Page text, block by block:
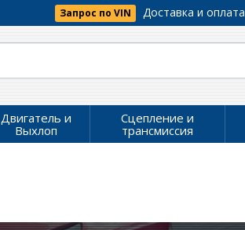
Запрос по VIN Доставка и оплата
Двигатель и
Выхлоп
Сцепление и
трансмиссия